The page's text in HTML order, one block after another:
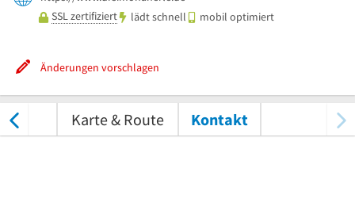
SSL zertifiziert
lädt schnell mobil optimiert
Änderungen vorschlagen
Karte & Route Kontakt